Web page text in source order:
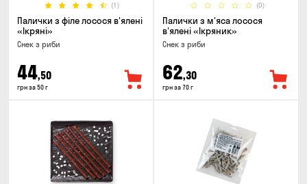
(1)
Палички з філе лосося в'ялені
«Ікряні»
Снек з риби
44,50
грн за 50 г
(0)
Палички з м'яса лосося
в'ялені «Ікряник»
Снек з риби
62,30
грн за 70 г